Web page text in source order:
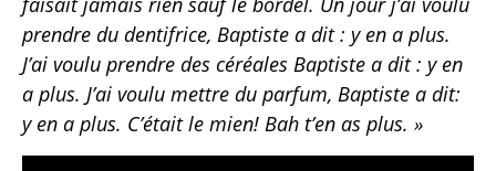
prendre du dentifrice, Baptiste a dit : y en a plus.
J’ai voulu prendre des céréales Baptiste a dit : y en
a plus. J’ai voulu mettre du parfum, Baptiste a dit:
y en a plus. C’était le mien! Bah t’en as plus. »